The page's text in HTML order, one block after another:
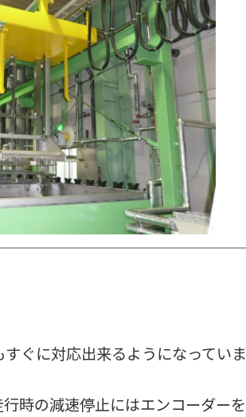
ぐに対応出来るようになっていま
時の減速停止にはエンコーダーを